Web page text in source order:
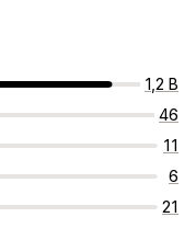
1,2 B
46
11
6
21